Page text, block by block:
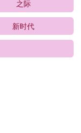
之际
新时代